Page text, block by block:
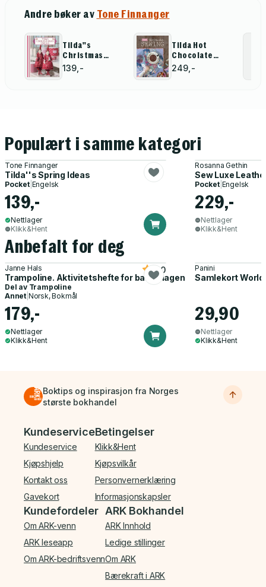
Andre bøker av Tone Finnanger
Tilda''s
Christmas
Ideas
139,-
Tilda Hot
Chocolate
Sewing
249,-
Populært i samme kategori
Tone Finnanger
Tilda''s Spring Ideas
Pocket| Engelsk
139,-
Nettlager
Klikk&Hent
Rosanna Gethin
Sew Luxe
Pocket| Engelsk
229,-
Nettlager
Klikk&Hent
Anbefalt for deg
Janne Hals
Trampoline. Aktivitetshefte for barnehagen
5.0
Del av Trampoline
Annet Norsk, Bokmål
179,-
Nettlager
Klikk&Hent
Panini
Samlekort
29,90
Nettlager
Klikk&Hent
Boktips og inspirasjon fra Norges
største bokhandel
Bunnmeny
Kundeservice
Kundeservice
Kjøpshjelp
Kontakt oss
Gavekort
Betingelser
Klikk&Hent
Kjøpsvilkår
Personvernerklæring
Informasjonskapsler
Kundefordeler
Om ARK-venn
ARK leseapp
Om ARK-bedriftsvenn
ARK Bokhandel
ARK Innhold
Ledige stillinger
Om ARK
Bærekraft i ARK